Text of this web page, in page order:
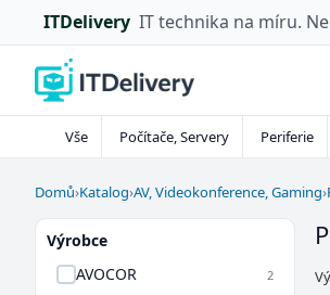
ITDelivery IT technika na míru.
Vše Počítače, Servery Periferie
Domů›Katalog›AV, Videokonference, Gaming›
Výrobce
AVOCOR
2